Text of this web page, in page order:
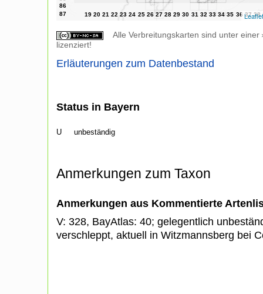
Leaflet
Alle Verbreitungskarten sind unter einer
lizenziert!
Erläuterungen zum Datenbestand
Status in Bayern
U unbeständig
Anmerkungen zum Taxon
Anmerkungen aus Kommentierte
V: 328, BayAtlas: 40; gelegentlich
verschleppt, aktuell in Witzmannsberg bei